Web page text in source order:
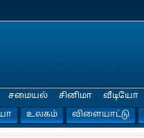
உலகம் விளையாட்டு
சமையல் சினிமா வீடியோ